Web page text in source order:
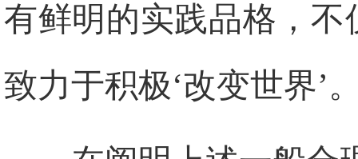
有鲜明的实践品格，不
致力于积极‘改变世界’